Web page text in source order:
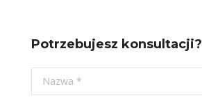
Potrzebujesz konsultacji?
Nazwa *